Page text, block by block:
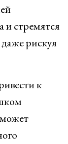
и стремятся
рискуя
к